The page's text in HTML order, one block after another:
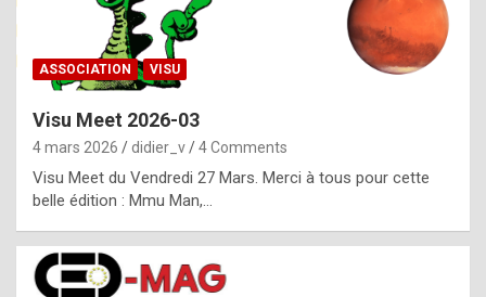
p
l
c
ASSOCIATION VISU
Visu Meet 2026-03
4 mars 2026 didier_v 4 Comments
Visu Meet du Vendredi 27 Mars. Merci à tous pour cette
belle édition : Mmu Man,…